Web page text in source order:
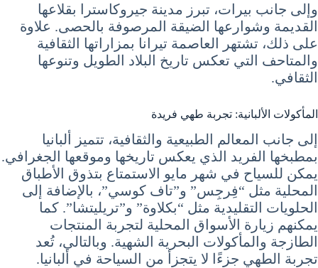
وإلى جانب بيرات، تبرز مدينة جيروكاسترا بقلاعها
القديمة وشوارعها الضيقة المرصوفة بالحصى. علاوة
على ذلك، تشتهر العاصمة تيرانا بمزاراتها الثقافية
والمتاحف التي تعكس تاريخ البلاد الطويل وتنوعها
الثقافي.
المأكولات الألبانية: تجربة طهي فريدة
إلى جانب المعالم الطبيعية والثقافية، تتميز ألبانيا
بمطبخها الفريد الذي يعكس تاريخها وموقعها الجغرافي.
يمكن للسياح في شهر مايو الاستمتاع بتذوق الأطباق
المحلية مثل “فِرجِس” و”تاف كوسي”، بالإضافة إلى
الحلويات التقليدية مثل “بكلاوة” و”تريليتشا”. كما
يمكنهم زيارة الأسواق المحلية لتجربة المنتجات
الطازجة والمأكولات البحرية الشهية. وبالتالي، تُعد
تجربة الطهي جزءًا لا يتجزأ من السياحة في ألبانيا.